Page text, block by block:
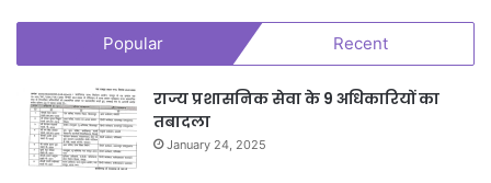
Popular Recent
राज्य प्रशासनिक सेवा के 9 अधिकारियों का
तबादला
January 24, 2025